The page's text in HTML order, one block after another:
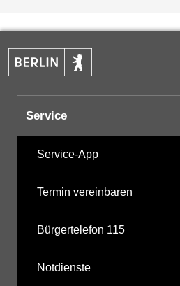
Service
Service-App
Termin vereinbaren
Bürgertelefon 115
Notdienste